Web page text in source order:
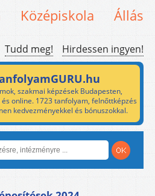
Középiskola Állás
Tudd meg! Hirdessen ingyen!
szakmai képzések Budapesten,
online. 1723 tanfolyam, felnőttképzés
kedvezményekkel és bónuszokkal.